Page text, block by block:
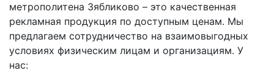
метрополитена Зябликово – это качественная
рекламная продукция по доступным ценам. Мы
предлагаем сотрудничество на взаимовыгодных
условиях физическим лицам и организациям. У
нас: